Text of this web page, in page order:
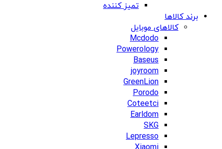
تمیز کننده
برند کالاها
کالاهای موبایل
Mcdodo
Powerology
Baseus
joyroom
GreenLion
Porodo
Coteetci
Earldom
SKG
Lepresso